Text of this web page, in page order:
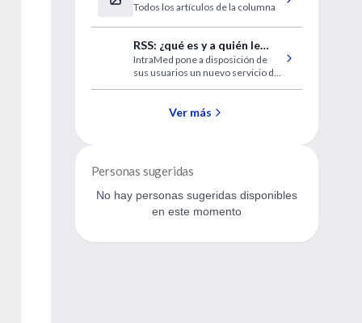
y otras mentiras"
Todos los artículos de la columna
RSS: ¿qué es y a quién le
sirve?
IntraMed pone a disposición de
sus usuarios un nuevo servicio de
Ver más
Personas sugeridas
No hay personas sugeridas disponibles
en este momento